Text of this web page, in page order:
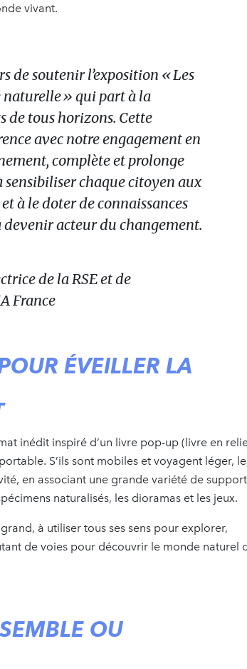
vivant.
de soutenir l’exposition « Les
naturelle » qui part à la
de tous horizons. Cette
avec notre engagement en
complète et prolonge
sensibiliser chaque citoyen aux
à le doter de connaissances
devenir acteur du changement.
de la RSE et de
France
ÉVEILLER LA
inédit inspiré d’un livre pop-up (livre en
S’ils sont mobiles et voyagent léger,
en associant une grande variété de
naturalisés, les dioramas et les jeux.
à utiliser tous ses sens pour explorer,
de voies pour découvrir le monde naturel
OU